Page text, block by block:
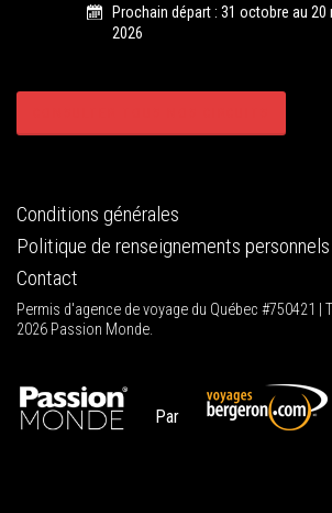
Prochain départ : 31 octobre au 20
2026
Conditions générales
Politique de renseignements personnels
Contact
Permis d'agence de voyage du Québec #750421
2026 Passion Monde.
Par